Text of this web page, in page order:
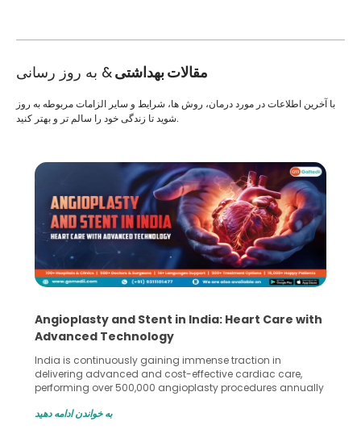
مقالات بهداشتی& به روز رسانی
با آخرین اطلاعات در مورد درمان، روش ها، شرایط و سایر الزامات مربوطه به روز
شوید تا زندگی خود را سالم تر و بهتر کنید.
Angioplasty and Stent in India: Heart Care with
Advanced Technology
India is continuously gaining immense traction in
delivering advanced and cost-effective cardiac care,
performing over 500,000 angioplasty procedures annually
globe are searching for treatments like angioplasty and
به خواندن ادامه دهید